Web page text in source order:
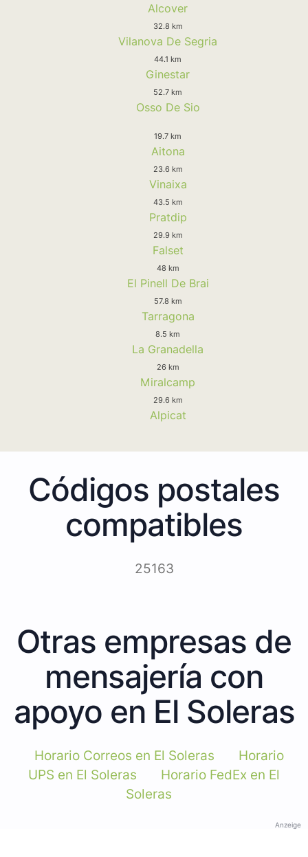
Alcover
32.8 km
Vilanova De Segria
44.1 km
Ginestar
52.7 km
Osso De Sio
19.7 km
Aitona
23.6 km
Vinaixa
43.5 km
Pratdip
29.9 km
Falset
48 km
El Pinell De Brai
57.8 km
Tarragona
8.5 km
La Granadella
26 km
Miralcamp
29.6 km
Alpicat
Códigos postales
compatibles
25163
Otras empresas de
mensajería con
apoyo en El Soleras
Horario Correos en El Soleras
Horario
UPS en El Soleras
Horario FedEx en El
Soleras
Anzeige